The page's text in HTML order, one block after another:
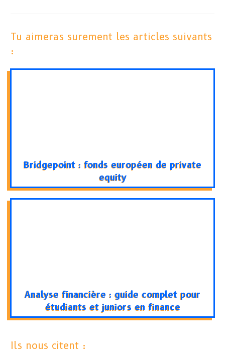
Tu aimeras surement les articles suivants
:
Bridgepoint : fonds européen de private
equity
Analyse financière : guide complet pour
étudiants et juniors en finance
Ils nous citent :